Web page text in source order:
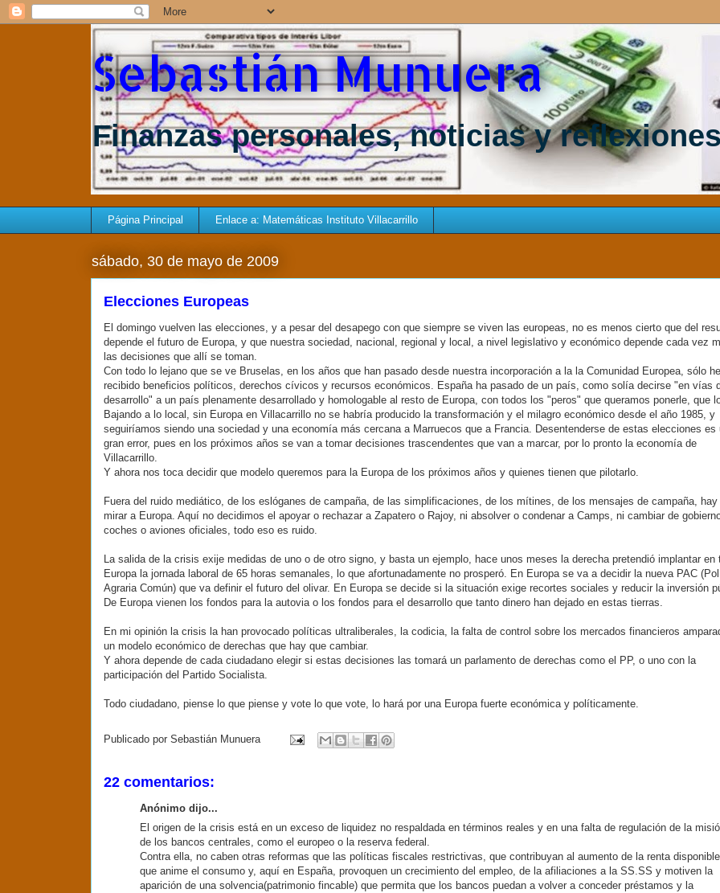
Sebastián Munuera
Finanzas personales, noticias y reflexiones
Página Principal Enlace a: Matemáticas Instituto Villacarrillo
sábado, 30 de mayo de 2009
Elecciones Europeas
El domingo vuelven las elecciones, y a pesar del desapego con que siempre se viven las europeas, no es menos cierto que del
depende el futuro de Europa, y que nuestra sociedad, nacional, regional y local, a nivel legislativo y económico depende cada vez
las decisiones que allí se toman.
Con todo lo lejano que se ve Bruselas, en los años que han pasado desde nuestra incorporación a la la Comunidad Europea, sólo
recibido beneficios políticos, derechos cívicos y recursos económicos. España ha pasado de un país, como solía decirse "en vías
desarrollo" a un país plenamente desarrollado y homologable al resto de Europa, con todos los "peros" que queramos ponerle, que
Bajando a lo local, sin Europa en Villacarrillo no se habría producido la transformación y el milagro económico desde el año 1985, y
seguiríamos siendo una sociedad y una economía más cercana a Marruecos que a Francia. Desentenderse de estas elecciones es
gran error, pues en los próximos años se van a tomar decisiones trascendentes que van a marcar, por lo pronto la economía de
Villacarrillo.
Y ahora nos toca decidir que modelo queremos para la Europa de los próximos años y quienes tienen que pilotarlo.
Fuera del ruido mediático, de los eslóganes de campaña, de las simplificaciones, de los mítines, de los mensajes de campaña, hay
mirar a Europa. Aquí no decidimos el apoyar o rechazar a Zapatero o Rajoy, ni absolver o condenar a Camps, ni cambiar de
coches o aviones oficiales, todo eso es ruido.
La salida de la crisis exije medidas de uno o de otro signo, y basta un ejemplo, hace unos meses la derecha pretendió implantar en
Europa la jornada laboral de 65 horas semanales, lo que afortunadamente no prosperó. En Europa se va a decidir la nueva PAC
Agraria Común) que va definir el futuro del olivar. En Europa se decide si la situación exige recortes sociales y reducir la inversión
De Europa vienen los fondos para la autovia o los fondos para el desarrollo que tanto dinero han dejado en estas tierras.
En mi opinión la crisis la han provocado políticas ultraliberales, la codicia, la falta de control sobre los mercados financieros
un modelo económico de derechas que hay que cambiar.
Y ahora depende de cada ciudadano elegir si estas decisiones las tomará un parlamento de derechas como el PP, o uno con la
participación del Partido Socialista.
Todo ciudadano, piense lo que piense y vote lo que vote, lo hará por una Europa fuerte económica y políticamente.
Publicado por Sebastián Munuera
22 comentarios:
Anónimo dijo...
El origen de la crisis está en un exceso de liquidez no respaldada en términos reales y en una falta de regulación de la
de los bancos centrales, como el europeo o la reserva federal.
Contra ella, no caben otras reformas que las políticas fiscales restrictivas, que contribuyan al aumento de la renta
que anime el consumo y, aquí en España, provoquen un crecimiento del empleo, de la afiliaciones a la SS.SS y motiven la
aparición de una solvencia(patrimonio fincable) que permita que los bancos puedan a volver a conceder préstamos y la